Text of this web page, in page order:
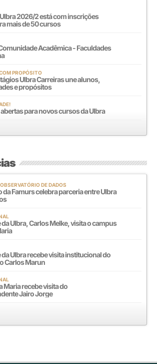
2026/2 está com inscrições
mais de 50 cursos
Acadêmica - Faculdades
PROPÓSITO
Ulbra Carreiras une alunos,
e propósitos
para novos cursos da Ulbra
DE DADOS
Famurs celebra parceria entre Ulbra
Ulbra, Carlos Melke, visita o campus
da Ulbra recebe visita institucional do
Carlos Marun
Maria recebe visita do
Jairo Jorge